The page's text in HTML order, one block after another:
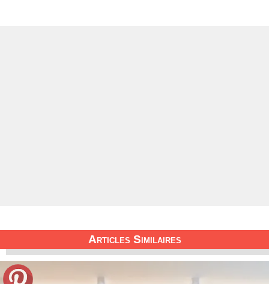
Articles Similaires